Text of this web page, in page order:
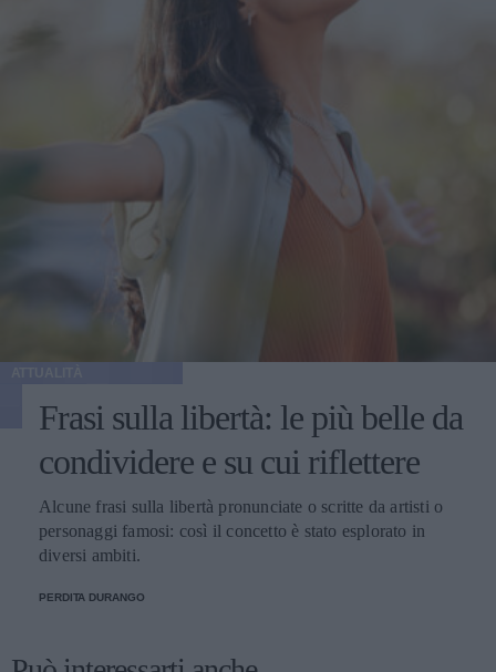
Frasi sulla libertà: le più belle da
condividere e su cui riflettere
Alcune frasi sulla libertà pronunciate o scritte da artisti o
personaggi famosi: così il concetto è stato esplorato in
diversi ambiti.
PERDITA DURANGO